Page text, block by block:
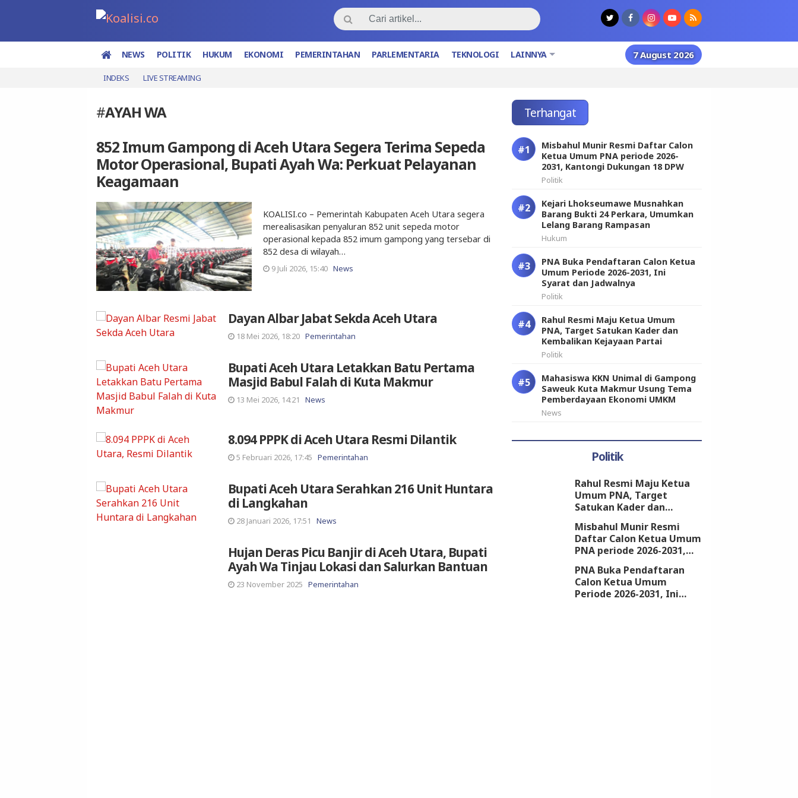
NEWS POLITIK HUKUM EKONOMI PEMERINTAHAN PARLEMENTARIA TEKNOLOGI LAINNYA 7 August 2026
INDEKS LIVE STREAMING
#AYAH WA
852 Imum Gampong di Aceh Utara Segera Terima Sepeda
Motor Operasional, Bupati Ayah Wa: Perkuat Pelayanan
Keagamaan
KOALISI.co – Pemerintah Kabupaten Aceh Utara segera
merealisasikan penyaluran 852 unit sepeda motor
operasional kepada 852 imum gampong yang tersebar di
852 desa di wilayah…
9 Juli 2026, 15:40 News
Dayan Albar Jabat Sekda Aceh Utara
18 Mei 2026, 18:20 Pemerintahan
Bupati Aceh Utara Letakkan Batu Pertama
Masjid Babul Falah di Kuta Makmur
13 Mei 2026, 14:21 News
8.094 PPPK di Aceh Utara Resmi Dilantik
5 Februari 2026, 17:45 Pemerintahan
Bupati Aceh Utara Serahkan 216 Unit Huntara
di Langkahan
28 Januari 2026, 17:51 News
Hujan Deras Picu Banjir di Aceh Utara, Bupati
Ayah Wa Tinjau Lokasi dan Salurkan Bantuan
23 November 2025 Pemerintahan
Terhangat
Misbahul Munir Resmi Daftar Calon
Ketua Umum PNA periode 2026-
2031, Kantongi Dukungan 18 DPW
Politik
Kejari Lhokseumawe Musnahkan
Barang Bukti 24 Perkara, Umumkan
Lelang Barang Rampasan
Hukum
PNA Buka Pendaftaran Calon Ketua
Umum Periode 2026-2031, Ini
Syarat dan Jadwalnya
Politik
Rahul Resmi Maju Ketua Umum
PNA, Target Satukan Kader dan
Kembalikan Kejayaan Partai
Politik
Mahasiswa KKN Unimal di Gampong
Saweuk Kuta Makmur Usung Tema
Pemberdayaan Ekonomi UMKM
News
Politik
Rahul Resmi Maju Ketua
Umum PNA, Target
Satukan Kader dan
Partai
Misbahul Munir Resmi
Daftar Calon Ketua Umum
PNA periode 2026-2031,
DPW
PNA Buka Pendaftaran
Calon Ketua Umum
Periode 2026-2031, Ini